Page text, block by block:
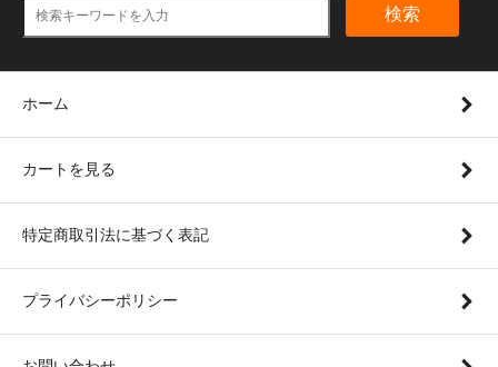
検索
ホーム
カートを見る
特定商取引法に基づく表記
プライバシーポリシー